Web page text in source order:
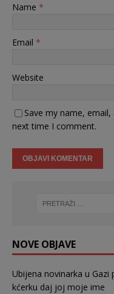
Name *
Email *
Website
Save my name,
next time I comment.
NOVE OBJAVE
Ubijena novinarka u
kćerku daj joj moje ime